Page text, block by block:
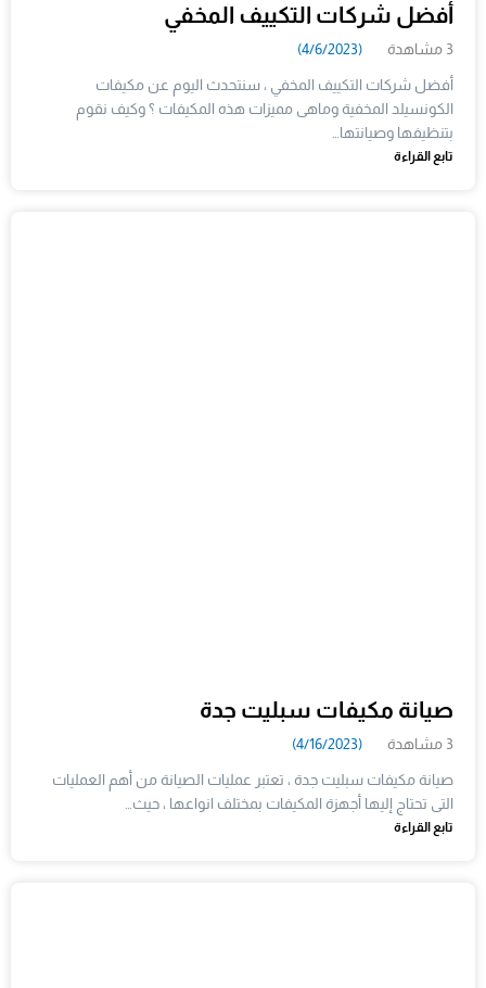
أفضل شركات التكييف المخفي
3 مشاهدة (4/6/2023)
أفضل شركات التكييف المخفي ، سنتحدث اليوم عن مكيفات
الكونسيلد المخفية وماهى مميزات هذه المكيفات ؟ وكيف نقوم
بتنظيفها وصيانتها…
تابع القراءة
صيانة مكيفات سبليت جدة
3 مشاهدة (4/16/2023)
صيانة مكيفات سبليت جدة ، تعتبر عمليات الصيانة من أهم العمليات
التى تحتاج إليها أجهزة المكيفات بمختلف انواعها ، حيث…
تابع القراءة